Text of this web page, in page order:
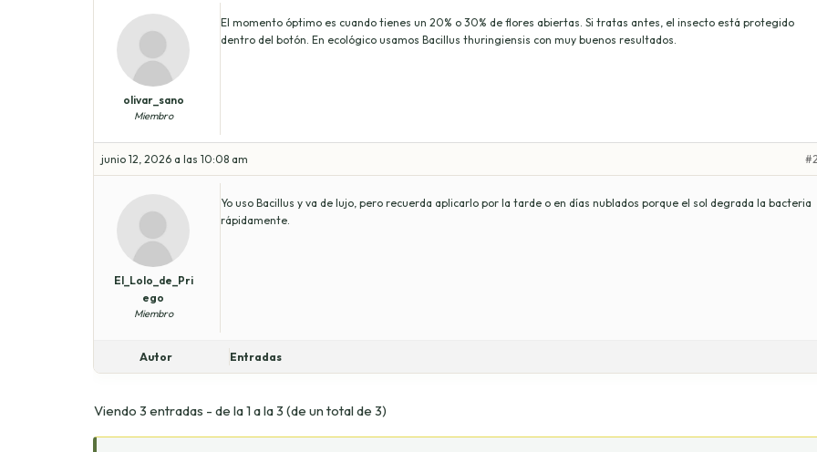
olivar_sano
Miembro
El momento óptimo es cuando tienes un 20% o 30% de flores abiertas. Si tratas antes, el insecto está protegido
dentro del botón. En ecológico usamos Bacillus thuringiensis con muy buenos resultados.
junio 12, 2026 a las 10:08 am
El_Lolo_de_Pri
ego
Miembro
Yo uso Bacillus y va de lujo, pero recuerda aplicarlo por la tarde o en días nublados porque el sol degrada la bacteria
rápidamente.
Autor Entradas
Viendo 3 entradas - de la 1 a la 3 (de un total de 3)